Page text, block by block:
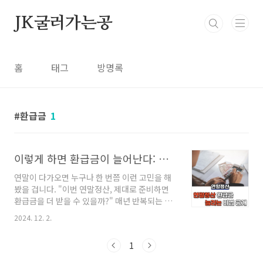
JK굴러가는공
홈 태그 방명록
환급금 1
이렇게 하면 환급금이 늘어난다: 연말정산 비법 공개
연말이 다가오면 누구나 한 번쯤 이런 고민을 해
봤을 겁니다. "이번 연말정산, 제대로 준비하면
환급금을 더 받을 수 있을까?" 매년 반복되는 연
말정산은 직장인들에게는 하나의 숙제이자, 숨은
돈을 찾아내는 기회입니다. 하지만 복잡한 규정
경우도 많습니다. 오늘은 연말정산 환급금을 늘
2024. 12. 2.
1